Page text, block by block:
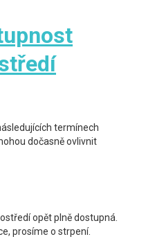
termínech
dočasně ovlivnit
opět plně dostupná.
prosíme o strpení.